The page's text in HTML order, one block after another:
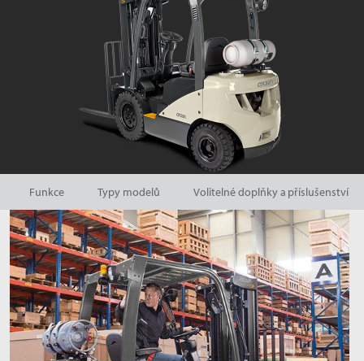
Funkce Typy modelů Volitelné doplňky a příslušenství